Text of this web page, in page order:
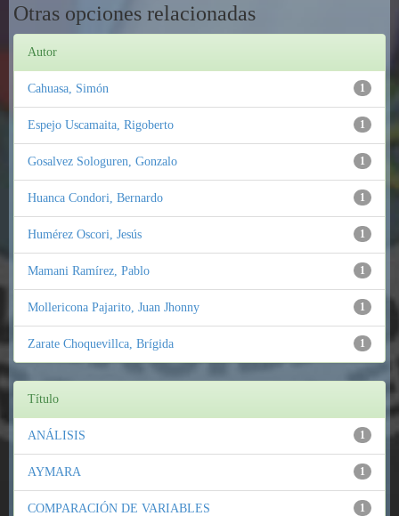
Otras opciones relacionadas
Autor
1
Cahuasa, Simón
1
Espejo Uscamaita, Rigoberto
1
Gosalvez Sologuren, Gonzalo
1
Huanca Condori, Bernardo
1
Humérez Oscori, Jesús
1
Mamani Ramírez, Pablo
1
Mollericona Pajarito, Juan Jhonny
1
Zarate Choquevillca, Brígida
Título
1
ANÁLISIS
1
AYMARA
1
COMPARACIÓN DE VARIABLES